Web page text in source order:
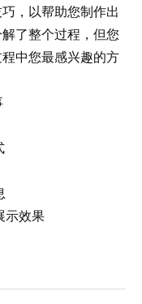
，以帮助您制作出
了整个过程，但您
中您最感兴趣的方
示效果